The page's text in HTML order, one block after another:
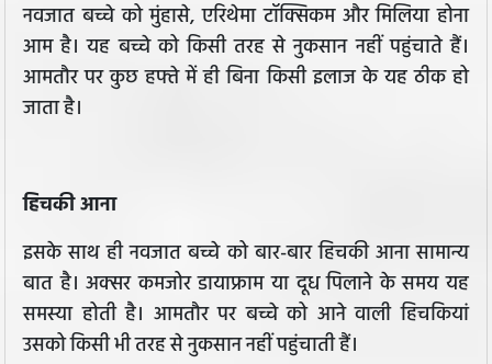
नवजात बच्चे को मुंहासे, एरिथेमा टॉक्सिकम और मिलिया होना
आम है। यह बच्चे को किसी तरह से नुकसान नहीं पहुंचाते हैं।
आमतौर पर कुछ हफ्ते में ही बिना किसी इलाज के यह ठीक हो
जाता है।
हिचकी आना
इसके साथ ही नवजात बच्चे को बार-बार हिचकी आना सामान्य
बात है। अक्सर कमजोर डायाफ्राम या दूध पिलाने के समय यह
समस्या होती है। आमतौर पर बच्चे को आने वाली हिचकियां
उसको किसी भी तरह से नुकसान नहीं पहुंचाती हैं।